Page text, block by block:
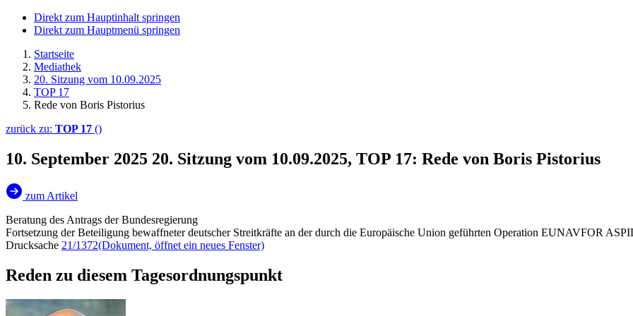
Direkt zum Hauptinhalt springen
Direkt zum Hauptmenü springen
Startseite
Mediathek
20. Sitzung vom 10.09.2025
TOP 17
Rede von Boris Pistorius
zurück zu: TOP 17 ()
10. September 2025 20. Sitzung vom 10.09.2025, TOP 17: Rede von Boris Pistorius
zum Artikel
Beratung des Antrags der Bundesregierung
Fortsetzung der Beteiligung bewaffneter deutscher Streitkräfte an der durch die Europäische Union geführten Operation EUNAVFOR
Drucksache 21/1372(Dokument, öffnet ein neues Fenster)
Reden zu diesem Tagesordnungspunkt